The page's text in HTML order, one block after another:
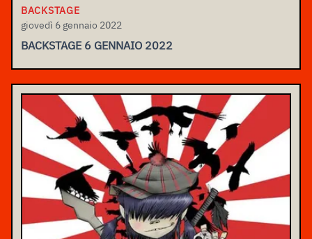
BACKSTAGE
giovedì 6 gennaio 2022
BACKSTAGE 6 GENNAIO 2022